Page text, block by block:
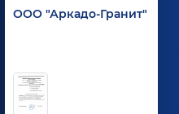
ООО "Аркадо-Гранит"